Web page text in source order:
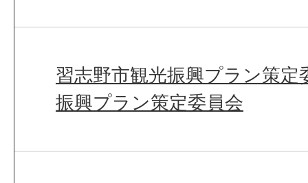
習志野市観光振興プラン策定
振興プラン策定委員会